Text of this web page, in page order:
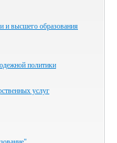
и высшего образования
политики
услуг